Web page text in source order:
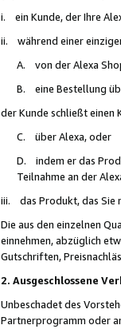
i. ein Kunde, der Ihre
ii. während einer
A. von der Alexa
B. eine Bestellung
der Kunde schließt einen
C. über Alexa, oder
D. indem er das
Teilnahme an der
iii. das Produkt, das Sie
Die aus den einzelnen
einnehmen, abzüglich
Gutschriften,
2. Ausgeschlossene
Unbeschadet des
Partnerprogramm oder